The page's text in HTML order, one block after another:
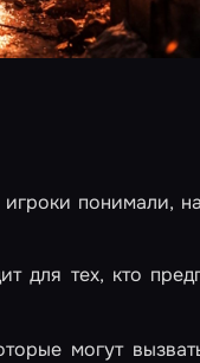
понимали,
для тех, кто
могут